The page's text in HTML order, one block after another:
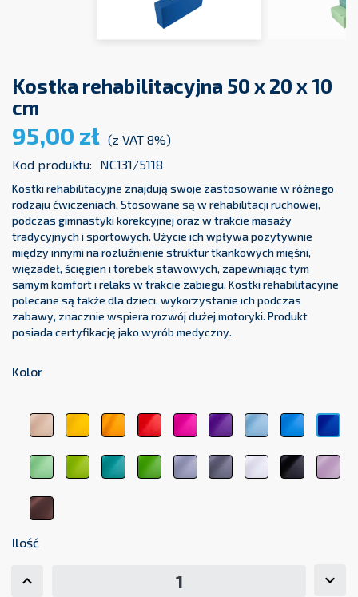
Kostka rehabilitacyjna 50 x 20 x 10
cm
95,00 zł (z VAT 8%)
Kod produktu:
NC131/5118
Kostki rehabilitacyjne znajdują swoje zastosowanie w różnego
rodzaju ćwiczeniach. Stosowane są w rehabilitacji ruchowej,
podczas gimnastyki korekcyjnej oraz w trakcie masaży
tradycyjnych i sportowych. Użycie ich wpływa pozytywnie
między innymi na rozluźnienie struktur tkankowych mięśni,
więzadeł, ścięgien i torebek stawowych, zapewniając tym
samym komfort i relaks w trakcie zabiegu. Kostki rehabilitacyjne
polecane są także dla dzieci, wykorzystanie ich podczas
zabawy, znacznie wspiera rozwój dużej motoryki. Produkt
posiada certyfikację jako wyrób medyczny.
Kolor
beżowy
1044
żółty
1123
pomarańczowy
1017
czerwony
3104
różowy
3333
fioletowy
5161
błękitny
5348
5154
jasnozielony
6156
zielony
6248
zielony
medyczny
ciemnozielony
6263
jasnoszary
7000
ciemnoszary
7107
biały
9001
czarny
9011
róż
brązowy
8017
Ilość